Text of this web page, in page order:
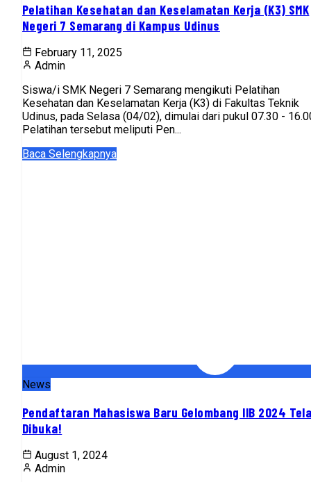
Pelatihan Kesehatan dan Keselamatan Kerja (K3) SMK
Negeri 7 Semarang di Kampus Udinus
February 11, 2025
Admin
Siswa/i SMK Negeri 7 Semarang mengikuti Pelatihan
Kesehatan dan Keselamatan Kerja (K3) di Fakultas Teknik
Udinus, pada Selasa (04/02), dimulai dari pukul 07.30 -
Pelatihan tersebut meliputi Pen...
Baca Selengkapnya
News
Pendaftaran Mahasiswa Baru Gelombang IIB 2024
Dibuka!
August 1, 2024
Admin